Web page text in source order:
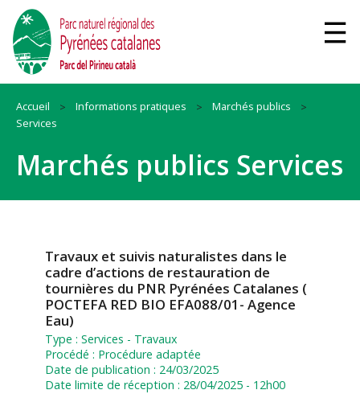
Accueil Informations pratiques
Marchés publics
Services
Marchés publics Services
Travaux et suivis naturalistes dans le
cadre d’actions de restauration de
tournières du PNR Pyrénées Catalanes (
POCTEFA RED BIO EFA088/01- Agence
Eau)
Type : Services - Travaux
Procédé : Procédure adaptée
Date de publication : 24/03/2025
Date limite de réception : 28/04/2025 - 12h00